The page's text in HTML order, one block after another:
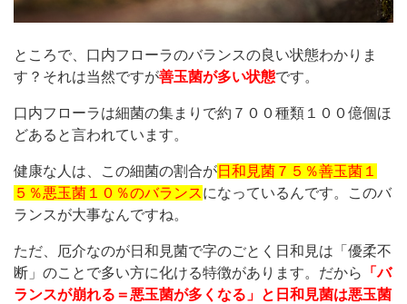
ところで、口内フローラのバランスの良い状態わかりま
す？それは当然ですが善玉菌が多い状態です。
口内フローラは細菌の集まりで約７００種類１００億個ほ
どあると言われています。
健康な人は、この細菌の割合が日和見菌７５％善玉菌１
５％悪玉菌１０％のバランスになっているんです。このバ
ランスが大事なんですね。
ただ、厄介なのが日和見菌で字のごとく日和見は「優柔不
断」のことで多い方に化ける特徴があります。だから
「バ
ランスが崩れる＝悪玉菌が多くなる」 と日和見菌は悪玉菌